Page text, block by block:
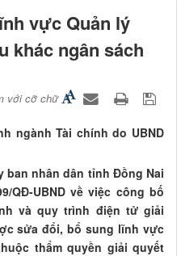
vực Quản lý
khác ngân sách
với cỡ chữ
ngành Tài chính do UBND
ban nhân dân tỉnh Đồng Nai
QĐ-UBND về việc công bố
và quy trình điện tử giải
sửa đổi, bổ sung lĩnh vực
thẩm quyền giải quyết